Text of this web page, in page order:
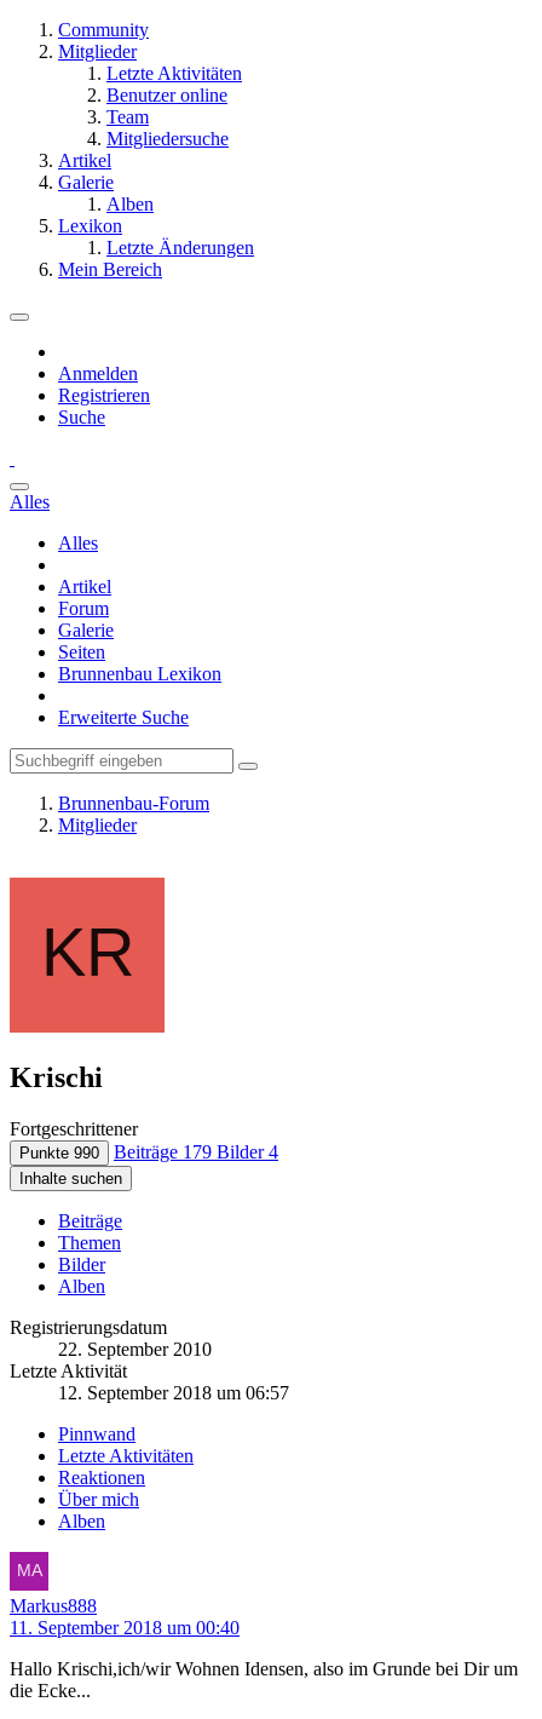
Community
Mitglieder
Letzte Aktivitäten
Benutzer online
Team
Mitgliedersuche
Artikel
Galerie
Alben
Lexikon
Letzte Änderungen
Mein Bereich
Anmelden
Registrieren
Suche
Alles
Alles
Artikel
Forum
Galerie
Seiten
Brunnenbau Lexikon
Erweiterte Suche
Brunnenbau-Forum
Mitglieder
Krischi
Fortgeschrittener
Punkte 990 Beiträge 179 Bilder 4
Inhalte suchen
Beiträge
Themen
Bilder
Alben
Registrierungsdatum
22. September 2010
Letzte Aktivität
12. September 2018 um 06:57
Pinnwand
Letzte Aktivitäten
Reaktionen
Über mich
Alben
Markus888
11. September 2018 um 00:40
Hallo Krischi,ich/wir Wohnen Idensen, also im Grunde bei Dir um
die Ecke...